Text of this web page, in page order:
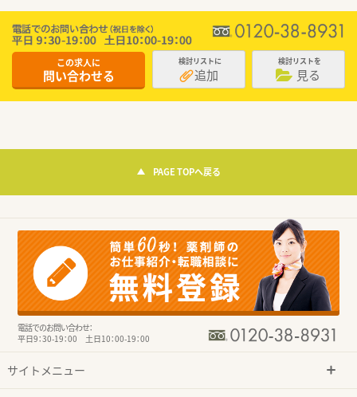
この求人に
問い合わせる
検討リストに
追加
検討リストを
見る
PAGE TOPへ戻る
電話でのお問い合わせ：
平日9：30-19：00 土日10：00-19：00
サイトメニュー